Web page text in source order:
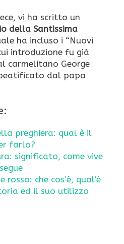
vi ha scritto un
della Santissima
ha incluso i “Nuovi
introduzione fu già
carmelitano George
beatificato dal papa
preghiera: qual è il
farlo?
significato, come vive
che cos’è, qual’è
ed il suo utilizzo